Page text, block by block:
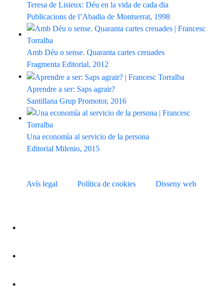
Teresa de Lisieux: Déu en la vida de cada dia
Publicacions de l’Abadia de Montserrat, 1998
Amb Déu o sense. Quaranta cartes creuades
Fragmenta Editorial, 2012
Aprendre a ser: Saps agrair?
Santillana Grup Promotor, 2016
Una economía al servicio de la persona
Editorial Milenio, 2015
Avís legal Política de cookies Disseny web